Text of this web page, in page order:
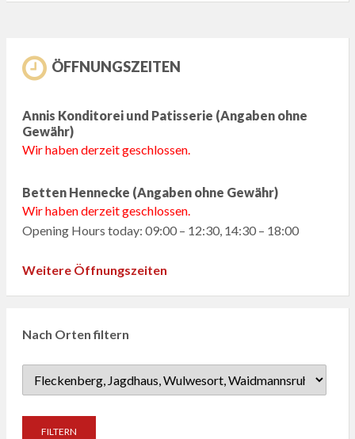
ÖFFNUNGSZEITEN
Annis Konditorei und Patisserie (Angaben ohne
Gewähr)
Wir haben derzeit geschlossen.
Betten Hennecke (Angaben ohne Gewähr)
Wir haben derzeit geschlossen.
Opening Hours today: 09:00 – 12:30, 14:30 – 18:00
Weitere Öffnungszeiten
Nach Orten filtern